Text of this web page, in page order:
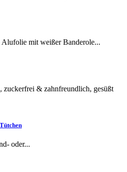
mit weißer Banderole...
zuckerfrei & zahnfreundlich, gesüßt
oder...